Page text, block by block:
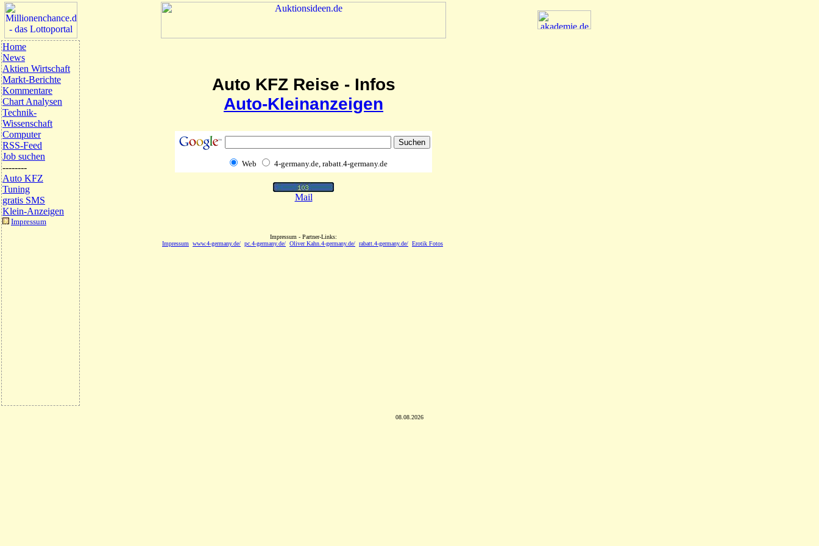
Home
News
Aktien Wirtschaft
Markt-Berichte
Kommentare
Chart Analysen
Technik-
Wissenschaft
Computer
RSS-Feed
Job suchen
--------
Auto KFZ
Tuning
gratis SMS
Klein-Anzeigen
Impressum
Auto KFZ Reise - Infos
Auto-Kleinanzeigen
Web 4-germany.de, rabatt.4-germany.de
Mail
Impressum - Partner-Links:
Impressum
www.4-germany.de/ pc.4-germany.de/ Oliver Kahn.4-germany.de/ rabatt.4-germany.de/ Erotik Fotos
08.08.2026